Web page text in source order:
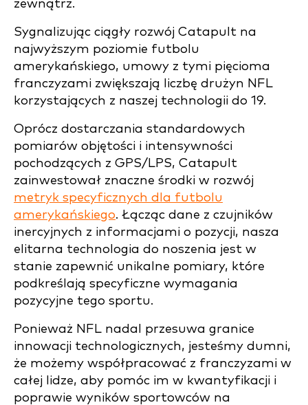
zewnątrz.
Sygnalizując ciągły rozwój Catapult na
najwyższym poziomie futbolu
amerykańskiego, umowy z tymi pięcioma
franczyzami zwiększają liczbę drużyn NFL
korzystających z naszej technologii do 19.
Oprócz dostarczania standardowych
pomiarów objętości i intensywności
pochodzących z GPS/LPS, Catapult
zainwestował znaczne środki w rozwój
metryk specyficznych dla futbolu
amerykańskiego. Łącząc dane z czujników
inercyjnych z informacjami o pozycji, nasza
elitarna technologia do noszenia jest w
stanie zapewnić unikalne pomiary, które
podkreślają specyficzne wymagania
pozycyjne tego sportu.
Ponieważ NFL nadal przesuwa granice
innowacji technologicznych, jesteśmy dumni,
że możemy współpracować z franczyzami w
całej lidze, aby pomóc im w kwantyfikacji i
poprawie wyników sportowców na